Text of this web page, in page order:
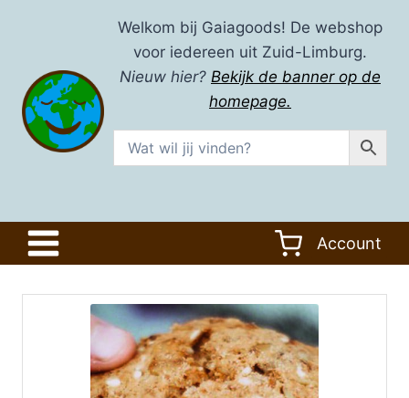
Welkom bij Gaiagoods! De webshop
voor iedereen uit Zuid-Limburg.
Nieuw hier? Bekijk de banner op de
homepage.
Account